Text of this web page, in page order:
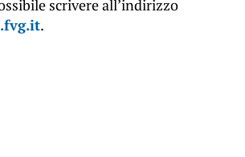
scrivere all’indirizzo
.